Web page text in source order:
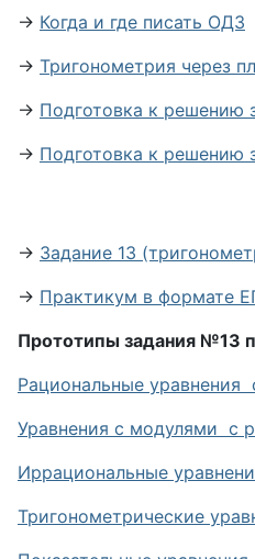
→ Когда и где писать ОДЗ
→ Тригонометрия через
→ Подготовка к решению
→ Подготовка к решению
→ Задание 13
→ Практикум в формате
Прототипы задания №13
Рациональные уравнения
Уравнения с модулями с
Иррациональные
Тригонометрические